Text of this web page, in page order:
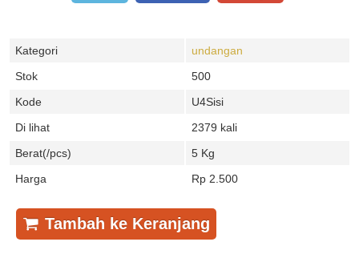
Kategori
undangan
Stok
500
Kode
U4Sisi
Di lihat
2379 kali
Berat(/pcs)
5 Kg
Harga
Rp 2.500
Tambah ke Keranjang